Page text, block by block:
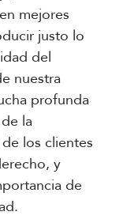
mejores
justo lo
del
nuestra
profunda
la
los clientes
y
de